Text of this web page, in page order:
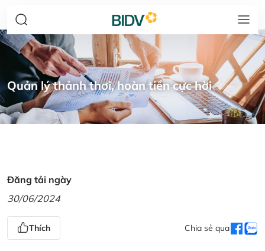
Quản lý thảnh thơi, hoàn tiền cực hời
Đăng tải ngày
30/06/2024
Thích Chia sẻ qua